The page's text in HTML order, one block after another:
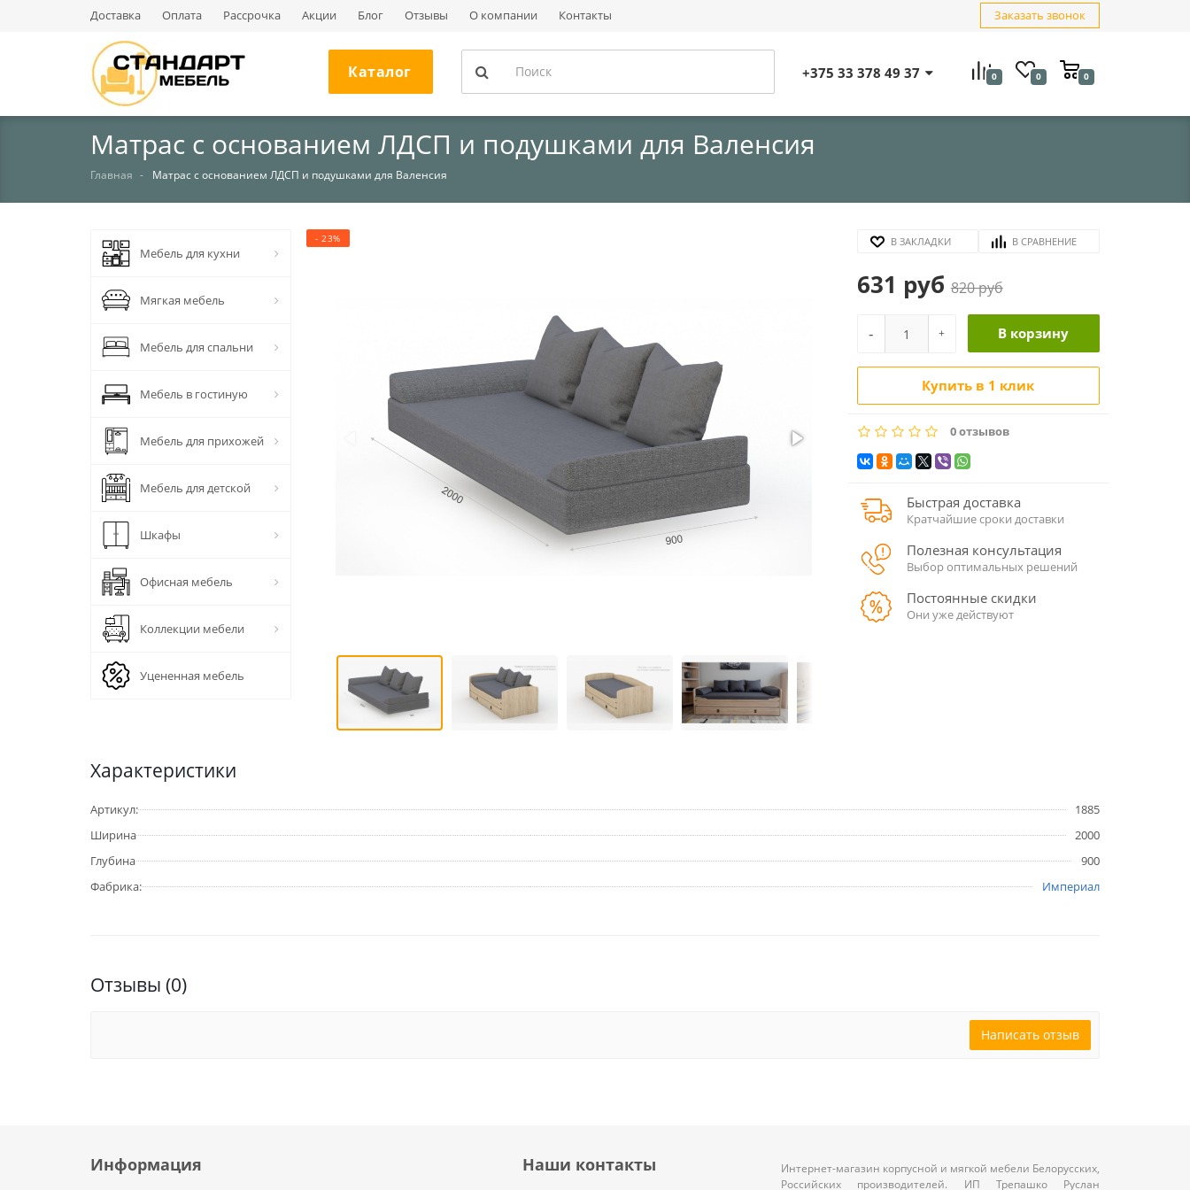
Доставка Оплата Рассрочка Акции Блог Отзывы О компании Контакты Заказать звонок
Каталог +375 33 378 49 37 0 0 0
Матрас с основанием ЛДСП и подушками для Валенсия
Главная Матрас с основанием ЛДСП и подушками для Валенсия
Мебель для кухни
Мягкая мебель
Мебель для спальни
Мебель в гостиную
Мебель для прихожей
Мебель для детской
Шкафы
Офисная мебель
Коллекции мебели
Уцененная мебель
- 23% В ЗАКЛАДКИ В СРАВНЕНИЕ
631 руб 820 руб
+
- В корзину
Купить в 1 клик
0 отзывов
Быстрая доставка
Кратчайшие сроки доставки
Полезная консультация
Выбор оптимальных решений
Постоянные скидки
Они уже действуют
Характеристики
Артикул:
1885
Ширина
2000
Глубина
900
Фабрика:
Империал
Отзывы (0)
Написать отзыв
Информация Наши контакты
Интернет-магазин корпусной и мягкой мебели Белорусских,
Российских производителей. ИП Трепашко Руслан